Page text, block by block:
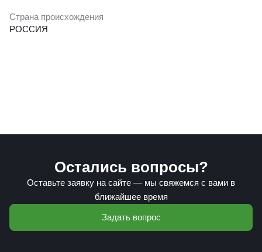
Страна происхождения
РОССИЯ
Остались вопросы?
Оставьте заявку на сайте — мы свяжемся с вами в
ближайшее время
Задать вопрос